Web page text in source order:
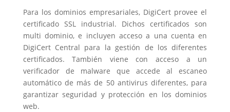
Para los dominios empresariales, DigiCert provee el
certificado SSL industrial. Dichos certificados son
multi dominio, e incluyen acceso a una cuenta en
DigiCert Central para la gestión de los diferentes
certificados. También viene con acceso a un
verificador de malware que accede al escaneo
automático de más de 50 antivirus diferentes, para
garantizar seguridad y protección en los dominios
web.